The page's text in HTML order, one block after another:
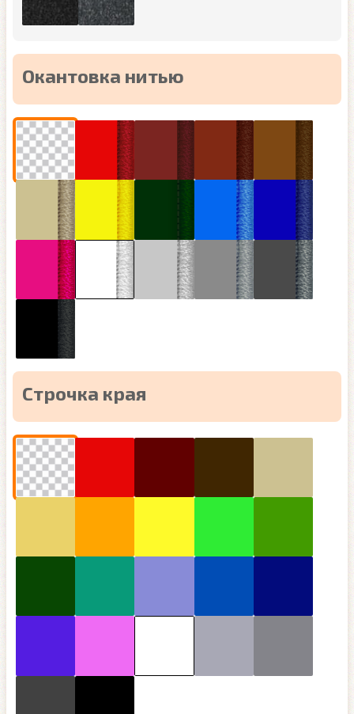
Окантовка нитью
Строчка края